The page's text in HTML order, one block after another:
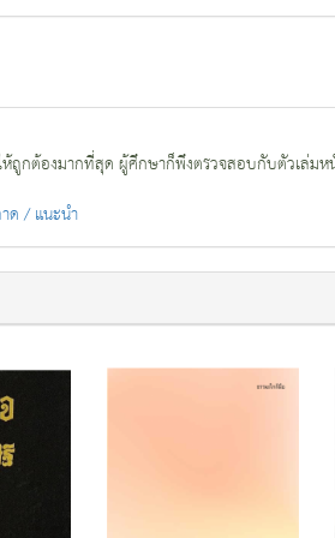
ถูกต้องมากที่สุด ผู้ศึกษาก็พึงตรวจสอบกับตัวเล่ม
ด / แนะนำ